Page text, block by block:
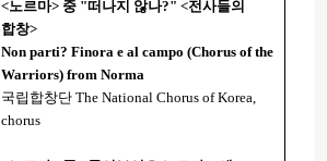
<노르마> 중 "떠나지 않나?" <전사들의
합창>
Non parti? Finora e al campo (Chorus of the
Warriors) from Norma
국립합창단 The National Chorus of Korea,
chorus